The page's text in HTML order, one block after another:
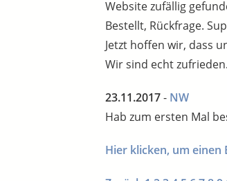
Website zufällig
Bestellt, Rückfrage.
Jetzt hoffen wir, dass
Wir sind echt
23.11.2017- NW
Hab zum ersten Mal
Hier klicken, um einen